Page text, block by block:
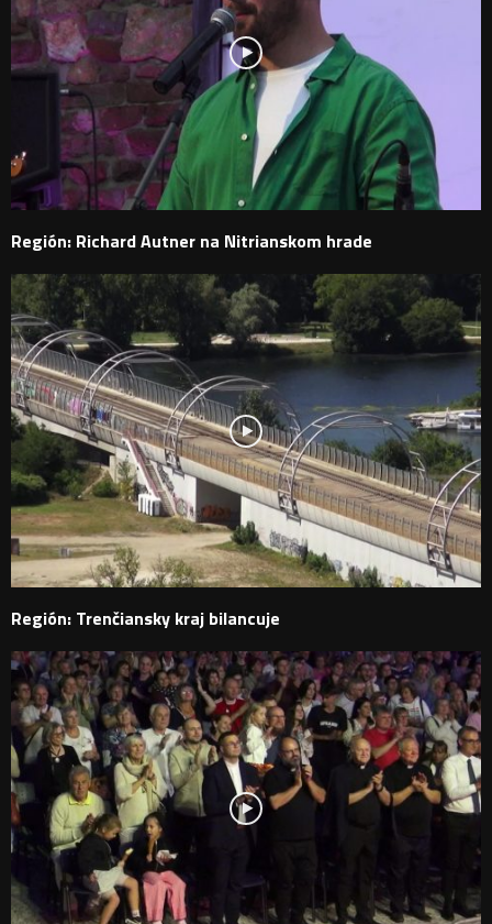
Región: Richard Autner na Nitrianskom hrade
Región: Trenčiansky kraj bilancuje